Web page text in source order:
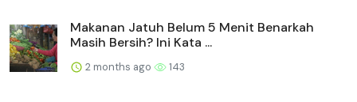
Makanan Jatuh Belum 5 Menit Benarkah
Masih Bersih? Ini Kata ...
2 months ago 143